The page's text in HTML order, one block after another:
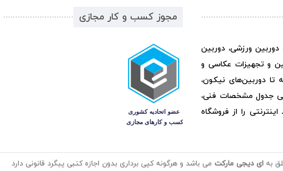
دوربین ورزشی، دوربین
و تجهیزات عکاسی و
تا دوربین‌های نیکون،
جدول مشخصات فنی،
را از فروشگاه
مجوز کسب و کار مجازی
به ای دیجی مارکت می باشد و هرگونه کپی برداری بدون اجازه کتبی پیگرد قانونی دارد